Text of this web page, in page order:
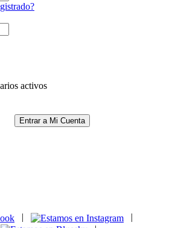
activos
Entrar a Mi Cuenta